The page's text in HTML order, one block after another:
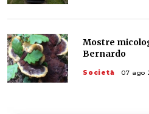
Mostre
Bernardo
Società 07 ago